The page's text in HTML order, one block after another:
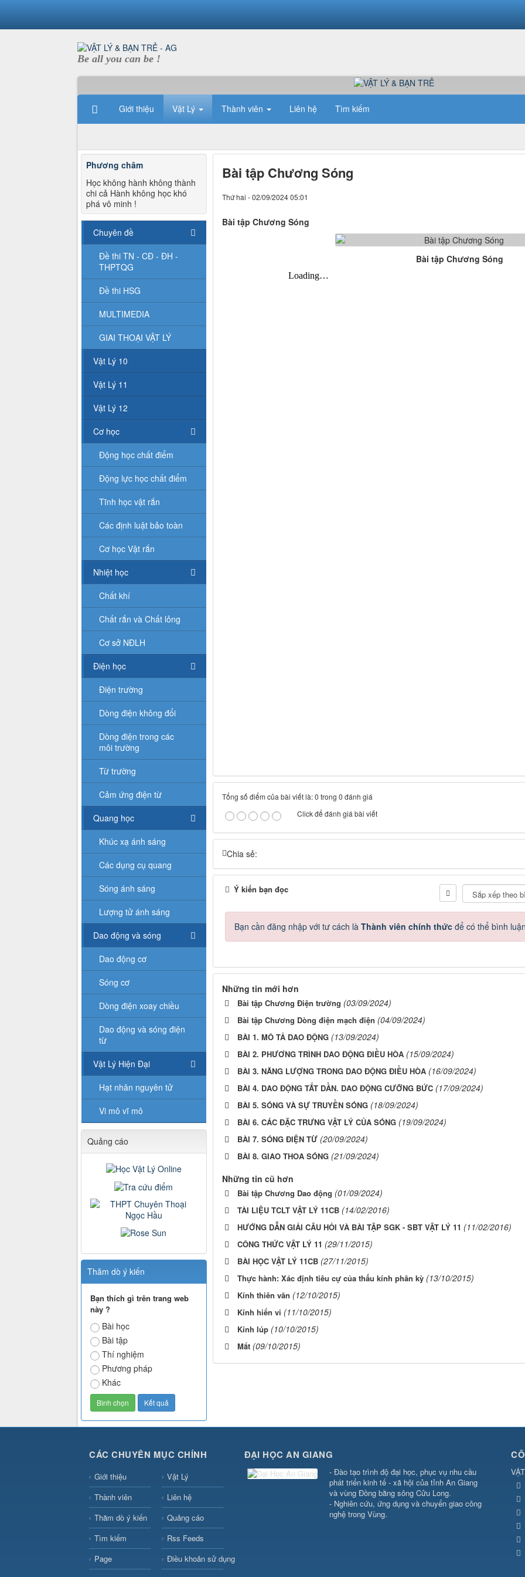
Be all you can be !
Giới thiệu Vật Lý Thành viên Liên hệ Tìm kiếm
Bài tập Chương Sóng
Thứ hai - 02/09/2024 05:01
Bài tập Chương Sóng
Bài tập Chương Sóng
Tổng số điểm của bài viết là: 0 trong 0 đánh giá
Click để đánh giá bài viết
Chia sẻ:
Ý kiến bạn đọc
Bạn cần đăng nhập với tư cách là Thành viên chính thứcđể có thể bình
Những tin mới hơn
Bài tập Chương Điện trường (03/09/2024)
Bài tập Chương Dòng điện mạch điện (04/09/2024)
BÀI 1. MÔ TẢ DAO ĐỘNG (13/09/2024)
BÀI 2. PHƯƠNG TRÌNH DAO ĐỘNG ĐIỀU HÒA (15/09/2024)
BÀI 3. NĂNG LƯỢNG TRONG DAO ĐỘNG ĐIỀU HÒA (16/09/2024)
BÀI 4. DAO ĐỘNG TẮT DẦN. DAO ĐỘNG CƯỠNG BỨC (17/09/2024)
BÀI 5. SÓNG VÀ SỰ TRUYỀN SÓNG (18/09/2024)
BÀI 6. CÁC ĐẶC TRƯNG VẬT LÝ CỦA SÓNG (19/09/2024)
BÀI 7. SÓNG ĐIỆN TỪ (20/09/2024)
BÀI 8. GIAO THOA SÓNG (21/09/2024)
Những tin cũ hơn
Bài tập Chương Dao động (01/09/2024)
TÀI LIỆU TCLT VẬT LÝ 11CB (14/02/2016)
HƯỚNG DẪN GIẢI CÂU HỎI VÀ BÀI TẬP SGK - SBT VẬT LÝ 11 (11/02/2016)
CÔNG THỨC VẬT LÝ 11 (29/11/2015)
BÀI HỌC VẬT LÝ 11CB (27/11/2015)
Thực hành: Xác định tiêu cự của thấu kính phân kỳ (13/10/2015)
Kính thiên văn (12/10/2015)
Kính hiển vi (11/10/2015)
Kính lúp (10/10/2015)
Mắt (09/10/2015)
Phương châm
Học không hành không thành
chi cả Hành không học khó
phá vô minh !
Chuyên đề
Đề thi TN - CĐ - ĐH -
THPTQG
Đề thi HSG
MULTIMEDIA
GIAI THOẠI VẬT LÝ
Vật Lý 10
Vật Lý 11
Vật Lý 12
Cơ học
Động học chất điểm
Động lực học chất điểm
Tĩnh học vật rắn
Các định luật bảo toàn
Cơ học Vật rắn
Nhiệt học
Chất khí
Chất rắn và Chất lỏng
Cơ sở NĐLH
Điện học
Điện trường
Dòng điện không đổi
Dòng điện trong các
môi trường
Từ trường
Cảm ứng điện từ
Quang học
Khúc xạ ánh sáng
Các dụng cụ quang
Sóng ánh sáng
Lượng tử ánh sáng
Dao động và sóng
Dao động cơ
Sóng cơ
Dòng điện xoay chiều
Dao động và sóng điện
từ
Vật Lý Hiện Đại
Hạt nhân nguyên tử
Vi mô vĩ mô
Quảng cáo
Thăm dò ý kiến
Bạn thích gì trên trang web
này ?
Bài học
Bài tập
Thí nghiệm
Phương pháp
Khác
CÁC CHUYÊN MỤC CHÍNH
Giới thiệu
Vật Lý
Thành viên
Liên hệ
Thăm dò ý kiến
Quảng cáo
Tìm kiếm
Rss Feeds
Page
Điều khoản sử dụng
ĐẠI HỌC AN GIANG
- Đào tạo trình độ đại học, phục vụ nhu cầu
phát triển kinh tế - xã hội của tỉnh An Giang
và vùng Đồng bằng sông Cửu Long.
- Nghiên cứu, ứng dụng và chuyển giao công
nghệ trong Vùng.